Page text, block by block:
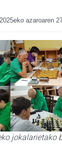
2025eko azaroaren
jokalarietako